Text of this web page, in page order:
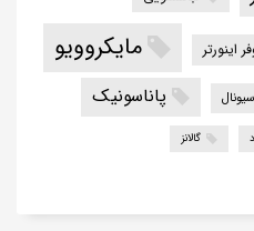
اینورتر مایکروویو
پاناسونیک
گالانز